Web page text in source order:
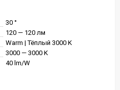
30 °
120 — 120 лм
Warm | Тёплый 3000 K
3000 — 3000 K
40 lm/W